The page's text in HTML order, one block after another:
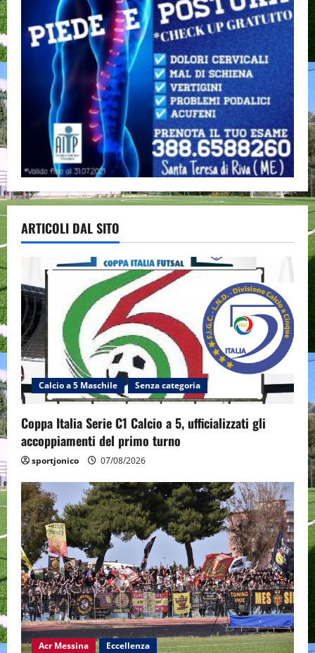
ARTICOLI DAL SITO
Calcio a 5 Maschile Senza categoria
Coppa Italia Serie C1 Calcio a 5, ufficializzati gli
accoppiamenti del primo turno
sportjonico 07/08/2026
Acr Messina Eccellenza